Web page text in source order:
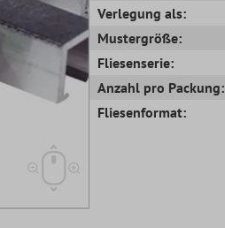
Verlegung als:
Mustergröße:
Fliesenserie:
Anzahl pro Packung:
Fliesenformat: